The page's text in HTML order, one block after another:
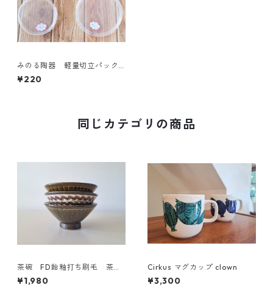
みのる陶器 軽量切立パックM
用のふた ［日本製］ノンラッ
プ蓋 M
¥220
同じカテゴリの商品
茶碗 FD飴釉打ち刷毛 茶付
波佐見焼 Folk Design
¥1,980
Cirkus マグカップ clown
¥3,300